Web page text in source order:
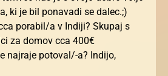
ki je bil ponavadi se dalec.;)
porabil/a v Indiji? Skupaj s
za domov cca 400€
najraje potoval/-a? Indijo,